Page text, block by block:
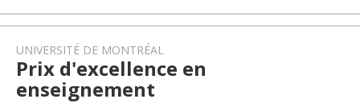
UNIVERSITÉ DE MONTRÉAL
Prix d'excellence en
enseignement